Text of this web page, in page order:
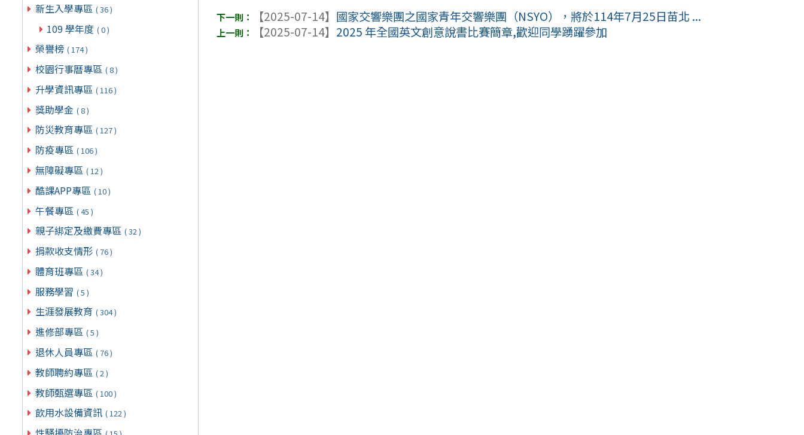
新生入學專區 ( 36 )
109 學年度 ( 0 )
榮譽榜 ( 174 )
校園行事曆專區 ( 8 )
升學資訊專區 ( 116 )
獎助學金 ( 8 )
防災教育專區 ( 127 )
防疫專區 ( 106 )
無障礙專區 ( 12 )
酷課APP專區 ( 10 )
午餐專區 ( 45 )
親子綁定及繳費專區 ( 32 )
捐款收支情形 ( 76 )
體育班專區 ( 34 )
服務學習 ( 5 )
生涯發展教育 ( 304 )
進修部專區 ( 5 )
退休人員專區 ( 76 )
教師聘約專區 ( 2 )
教師甄選專區 ( 100 )
飲用水設備資訊 ( 122 )
【2025-07-14】 國家交響樂團之國家青年交響樂團（NSYO），將於114年7月25日苗北 ...
【2025-07-14】 2025 年全國英⽂創意說書⽐賽簡章,歡迎同學踴躍參加